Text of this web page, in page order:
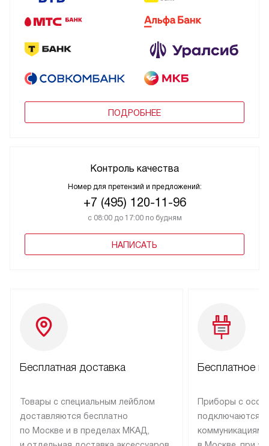
ПОДРОБНЕЕ
Контроль качества
Номер для претензий и предложений:
+7 (495) 120-11-96
с 08:00 до 17:00 по будням
НАПИСАТЬ
Бесплатная доставка
Товары с специальным лейблом
доставляются бесплатно
по Москве и в пределах МКАД,
Бесплатное
Приборы с
подключаются к
коммуникациям